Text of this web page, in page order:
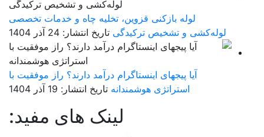
لوله بازکنی قزوین، تخلیه چاه و خدمات تخصصی
لوله‌کشی و تشخیص ترکیدگی تاریخ انتشار: 24 آذر 1404
آیا پیجهای اینستاگرام درآمد دارند؟ راز موفقیت با
استراتژی هوشمندانه تاریخ انتشار: 19 آذر 1404
لینک های مفید: